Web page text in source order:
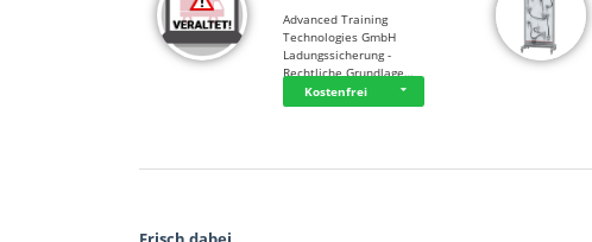
Advanced Training
Technologies GmbH
Ladungssicherung -
Rechtliche Grundlage…
Kostenfrei